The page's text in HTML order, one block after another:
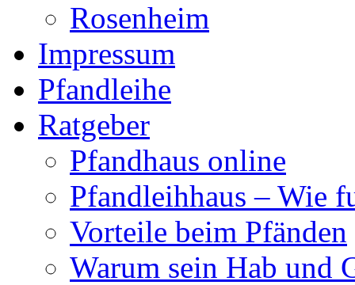
Rosenheim
Impressum
Pfandleihe
Ratgeber
Pfandhaus online
Pfandleihhaus – Wie
Vorteile beim Pfänden
Warum sein Hab und